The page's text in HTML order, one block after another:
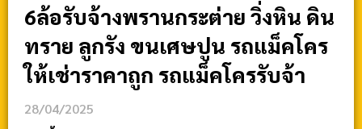
6ล้อรับจ้างพรานกระต่าย วิ่งหิน ดิน
ทราย ลูกรัง ขนเศษปูน รถแม็คโคร
ให้เช่าราคาถูก รถแม็คโครรับจ้า
28/04/2025